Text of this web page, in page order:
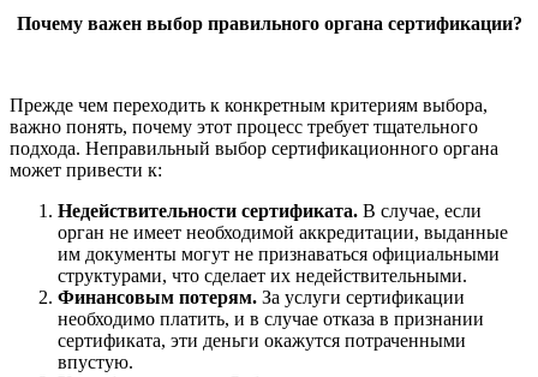
Почему важен выбор правильного органа сертификации?
Прежде чем переходить к конкретным критериям выбора,
важно понять, почему этот процесс требует тщательного
подхода. Неправильный выбор сертификационного органа
может привести к:
Недействительности сертификата. В случае, если
орган не имеет необходимой аккредитации, выданные
им документы могут не признаваться официальными
структурами, что сделает их недействительными.
Финансовым потерям. За услуги сертификации
необходимо платить, и в случае отказа в признании
сертификата, эти деньги окажутся потраченными
впустую.